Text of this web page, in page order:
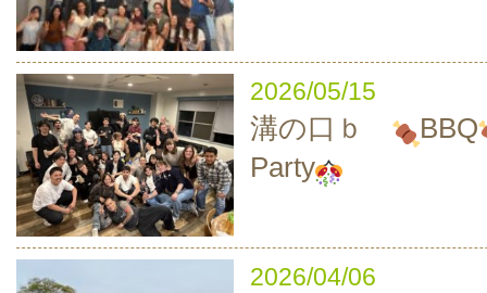
2026/05/15
溝の口ｂ
BBQ
Party
2026/04/06